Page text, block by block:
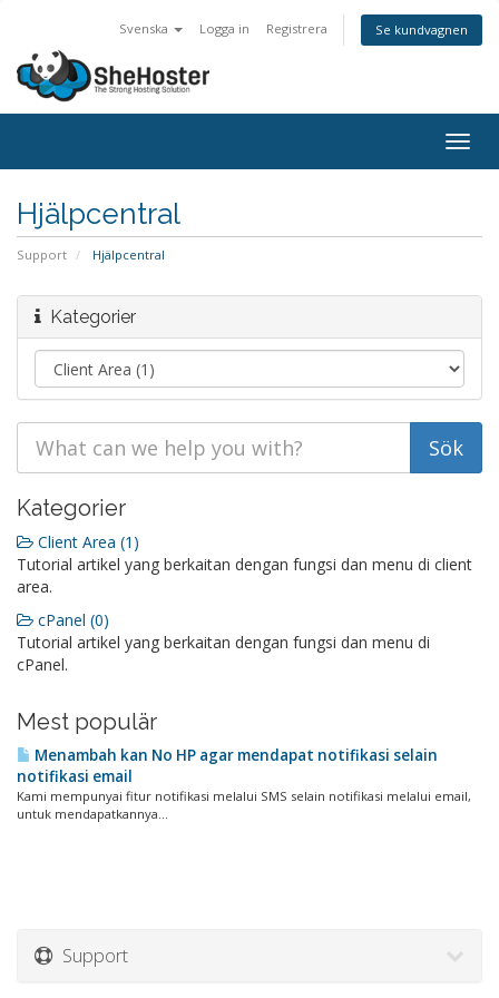
Svenska Logga in Registrera Se kundvagnen
Hjälpcentral
Support Hjälpcentral
Kategorier
Kategorier
Client Area (1)
Tutorial artikel yang berkaitan dengan fungsi dan menu di client
area.
cPanel (0)
Tutorial artikel yang berkaitan dengan fungsi dan menu di
cPanel.
Mest populär
Menambah kan No HP agar mendapat notifikasi selain
notifikasi email
Kami mempunyai fitur notifikasi melalui SMS selain notifikasi melalui email,
untuk mendapatkannya...
Support